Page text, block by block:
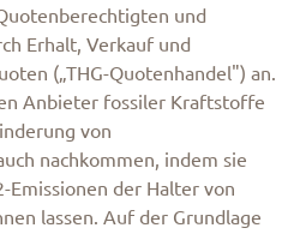
und
Erhalt, Verkauf und
(„THG-Quotenhandel") an.
Anbieter fossiler Kraftstoffe
von
nachkommen, indem sie
Emissionen der Halter von
lassen. Auf der Grundlage